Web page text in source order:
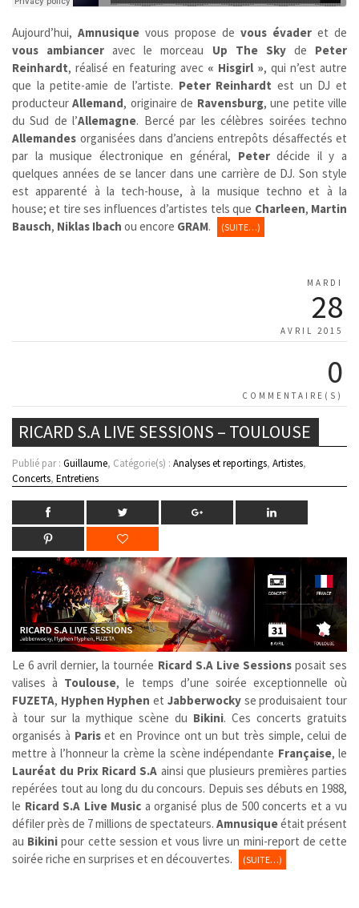
Aujourd’hui, Amnusique vous propose de vous évader et de
vous ambiancer avec le morceau Up The Skyde Peter
Reinhardt, réalisé en featuring avec « Hisgirl », qui n’est autre
que la petite-amie de l’artiste. Peter Reinhardt est un DJ et
producteurAllemand, originaire de Ravensburg, une petite ville
du Sud de l’Allemagne. Bercé par les célèbres soirées techno
Allemandes organisées dans d’anciens entrepôts désaffectés et
par la musique électronique en général, Peterdécide il y a
quelques années de se lancer dans une carrière de DJ. Son style
est apparenté à la tech-house, à la musique techno et à la
house; et tire ses influences d’artistes tels que Charleen, Martin
Bausch, Niklas Ibach ou encore GRAM. (SUITE…)
MARDI
28
AVRIL 2015
0
COMMENTAIRE(S)
RICARD S.A LIVE SESSIONS – TOULOUSE
Publié par : Guillaume, Catégorie(s) : Analyses et reportings, Artistes,
Concerts, Entretiens
Le 6 avril dernier, la tournée Ricard S.A Live Sessionsposait ses
valises à Toulouse, le temps d’une soirée exceptionnelle où
FUZETA, Hyphen Hyphen et Jabberwockyse produisaient tour
à tour sur la mythique scène du Bikini. Ces concerts gratuits
organisés à Pariset en Province ont un but très simple, celui de
mettre à l’honneur la crème la scène indépendante Française, le
Lauréat du Prix Ricard S.A ainsi que plusieurs premières parties
repérées tout au long du du concours. Depuis ses débuts en 1988,
le Ricard S.A Live Music a organisé plus de 500 concerts et a vu
défiler près de 7 millions de spectateurs. Amnusiqueétait présent
au Bikini pour cette session et vous livre un mini-report de cette
soirée riche en surprises et en découvertes.
(SUITE…)